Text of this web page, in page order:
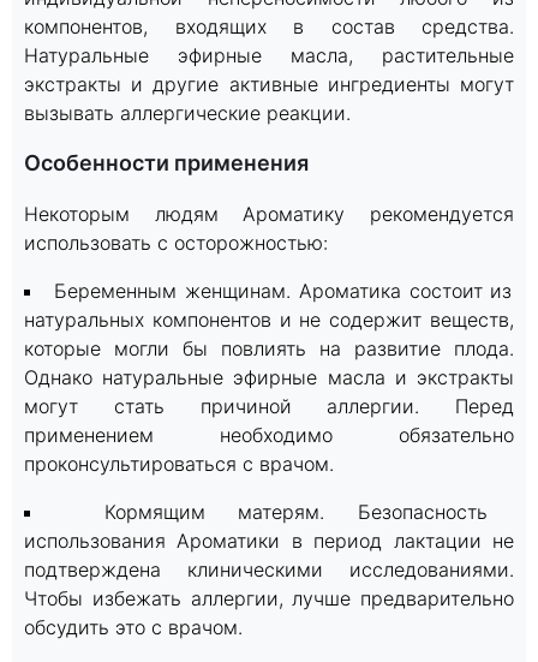
компонентов, входящих в состав средства.
Натуральные эфирные масла, растительные
экстракты и другие активные ингредиенты могут
вызывать аллергические реакции.
Особенности применения
Некоторым людям Ароматику рекомендуется
использовать с осторожностью:
Беременным женщинам. Ароматика состоит из
натуральных компонентов и не содержит веществ,
которые могли бы повлиять на развитие плода.
Однако натуральные эфирные масла и экстракты
могут стать причиной аллергии. Перед
применением необходимо обязательно
проконсультироваться с врачом.
Кормящим матерям. Безопасность
использования Ароматики в период лактации не
подтверждена клиническими исследованиями.
Чтобы избежать аллергии, лучше предварительно
обсудить это с врачом.